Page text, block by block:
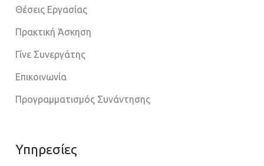
Θέσεις Εργασίας
Πρακτική Άσκηση
Γίνε Συνεργάτης
Επικοινωνία
Προγραμματισμός Συνάντησης
Υπηρεσίες